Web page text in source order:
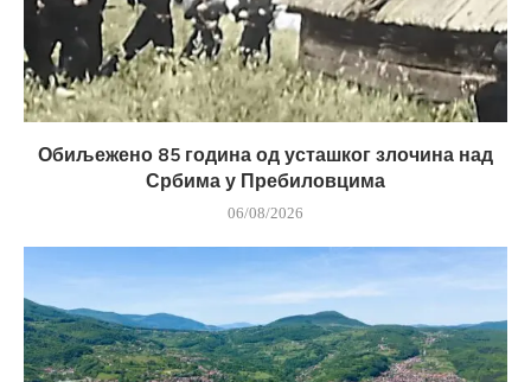
Обиљежено 85 година од усташког злочина над
Србима у Пребиловцима
06/08/2026